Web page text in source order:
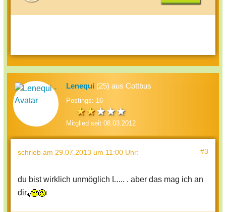
Lenequi (25) aus Cottbus
Postings: 16
Mitglied seit 08.03.2012
schrieb am 29.07.2013 um 11:00 Uhr: #3
du bist wirklich unmöglich L.... . aber das mag ich an
dir.